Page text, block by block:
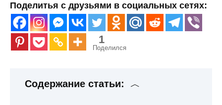
Поделитья с друзьями в социальных сетях:
1
Поделился
Содержание статьи: